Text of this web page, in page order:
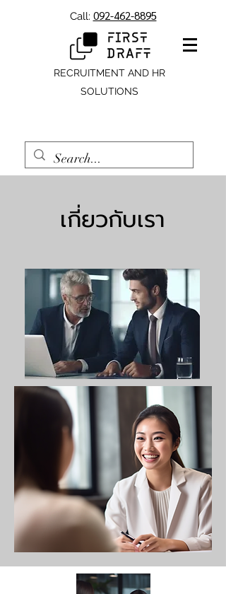
Call: 092-462-8895
RECRUITMENT AND HR
SOLUTIONS
เกี่ยวกับเรา